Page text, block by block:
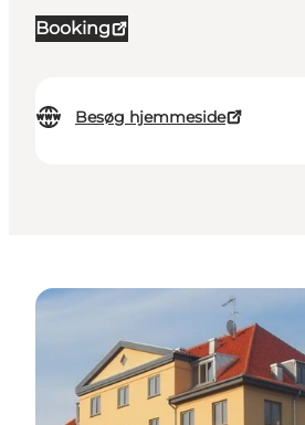
Booking
Besøg hjemmeside